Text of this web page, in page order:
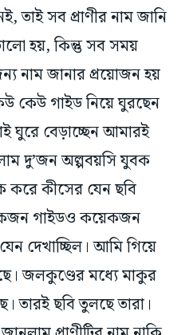
হয়, কিন্তু সব সময়
নাম জানার প্রয়োজন হয়
কেউ গাইড নিয়ে ঘুরছেন
ঘুরে বেড়াচ্ছেন আমারই
দু’জন অল্পবয়সি যুবক
করে কীসের যেন ছবি
গাইডও কয়েকজন
দেখাচ্ছিল। আমি গিয়ে
জলকুণ্ডের মধ্যে মাকুর
তারই ছবি তুলছে তারা।
প্রাণীটির নাম নাকি